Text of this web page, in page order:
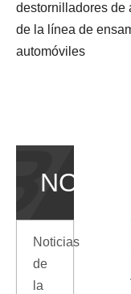
destornilladores de
de la línea de
automóviles
Noticias
de
la